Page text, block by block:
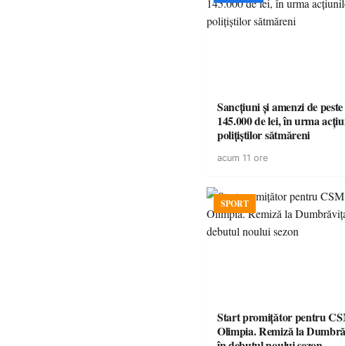
Sancțiuni și amenzi de peste
145.000 de lei, în urma
polițiștilor sătmăreni
acum 11 ore
SPORT
Start promițător pentru
Olimpia. Remiză la